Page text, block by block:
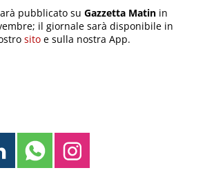
pubblicato suGazzetta Matin in
il giornale sarà disponibile in
sito e sulla nostra App.